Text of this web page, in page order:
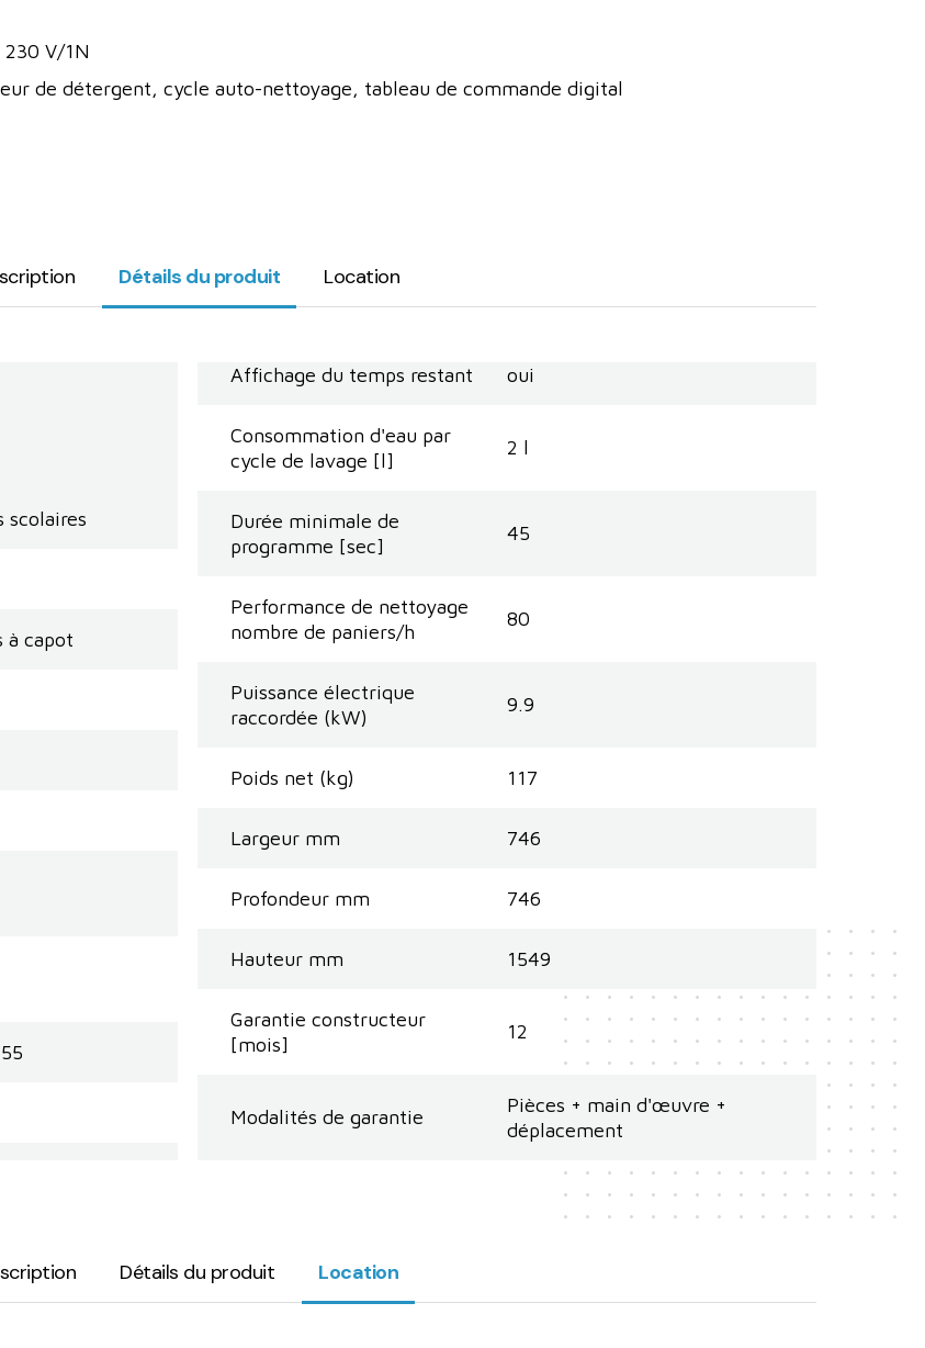
V/1N
de détergent, cycle auto-nettoyage, tableau de commande digital
Détails du produit Location
scolaires
à capot
Affichage du temps restant oui
Consommation d'eau par
cycle de lavage [l]
2 l
Durée minimale de
programme [sec]
45
Performance de nettoyage
nombre de paniers/h
80
Puissance électrique
raccordée (kW)
9.9
Poids net (kg) 117
Largeur mm 746
Profondeur mm 746
Hauteur mm 1549
Garantie constructeur
[mois]
12
Modalités de garantie
Pièces + main d'œuvre +
déplacement
Détails du produit Location